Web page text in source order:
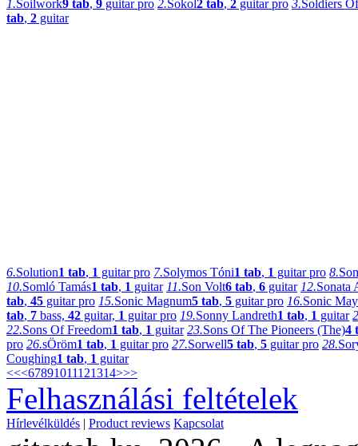
1.Soilwork9 tab, 9 guitar pro 2.Sokol2 tab, 2 guitar pro 3.Soldiers
tab, 2 guitar
6.Solution1 tab, 1 guitar pro 7.Solymos Tóni1 tab, 1 guitar pro 8.
10.Somló Tamás1 tab, 1 guitar 11.Son Volt6 tab, 6 guitar 12.Sonata
tab, 45 guitar pro 15.Sonic Magnum5 tab, 5 guitar pro 16.Sonic
tab, 7 bass, 42 guitar, 1 guitar pro 19.Sonny Landreth1 tab, 1 guitar
22.Sons Of Freedom1 tab, 1 guitar 23.Sons Of The Pioneers (The)4
pro 26.sÖröm1 tab, 1 guitar pro 27.Sorwell5 tab, 5 guitar pro 28.
Coughing1 tab, 1 guitar
<<<67891011121314>>>
Felhasználási feltételek
Hírlevélküldés | Product reviews Kapcsolat